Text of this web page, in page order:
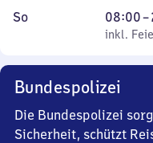
Freitag
Uhr
bis
Uhr
30
7
Uhr
Uhr
30
Sonntag
So,
inkl. Feiertage
08:00–
Von
8
21
Uhr
30
inkl.
Bundespolizei
Die Bundespolizei
Sicherheit, schützt